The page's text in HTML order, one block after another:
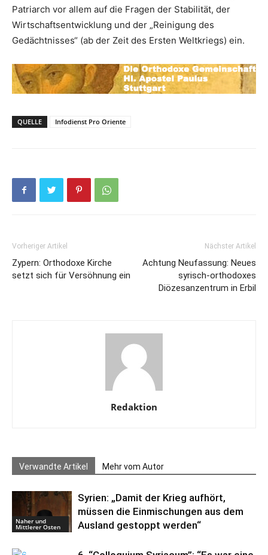
Patriarch vor allem auf die Fragen der Stabilität, der
Wirtschaftsentwicklung und der „Reinigung des
Gedächtnisses“ (ab der Zeit des Ersten Weltkriegs) ein.
QUELLE Infodienst Pro Oriente
Vorheriger Artikel
Zypern: Orthodoxe Kirche
setzt sich für Versöhnung ein
Nächster Artikel
Achtung Neufassung: Neues
syrisch-orthodoxes
Diözesanzentrum in Erbil
Redaktion
Verwandte Artikel Mehr vom Autor
Naher und
Mittlerer Osten
Syrien: „Damit der Krieg aufhört,
müssen die Einmischungen aus dem
Ausland gestoppt werden“